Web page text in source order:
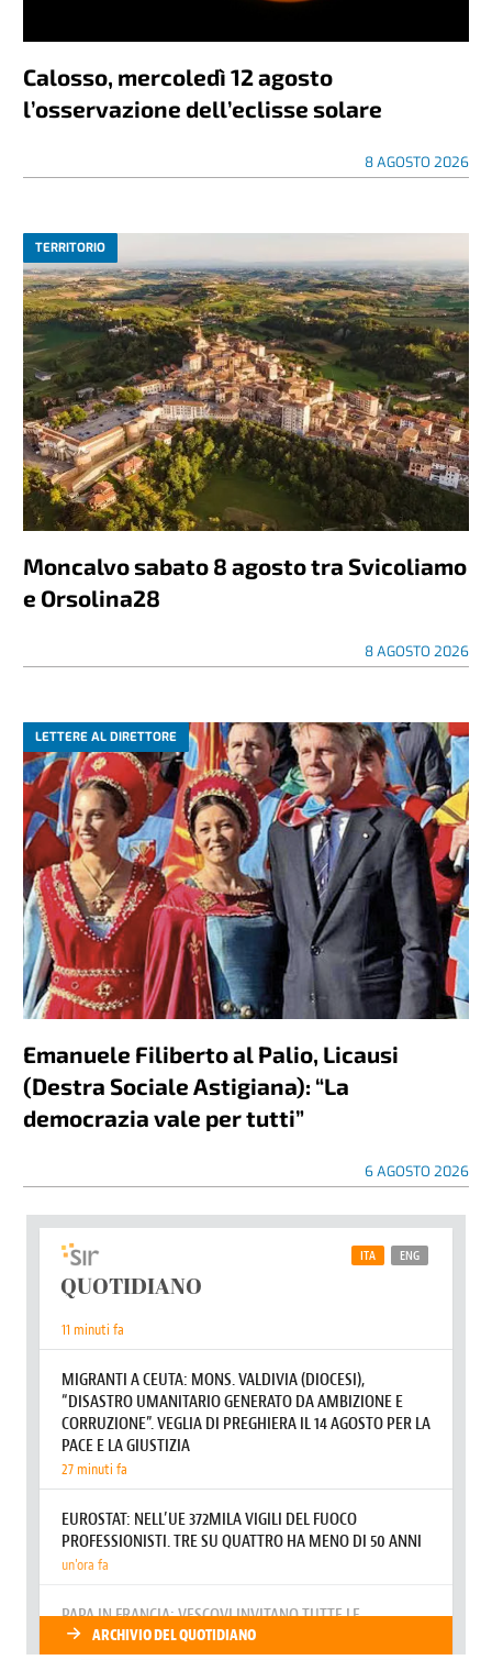
Calosso, mercoledì 12 agosto
l’osservazione dell’eclisse solare
8 AGOSTO 2026
TERRITORIO
Moncalvo sabato 8 agosto tra Svicoliamo
e Orsolina28
8 AGOSTO 2026
LETTERE AL DIRETTORE
Emanuele Filiberto al Palio, Licausi
(Destra Sociale Astigiana): “La
democrazia vale per tutti”
6 AGOSTO 2026